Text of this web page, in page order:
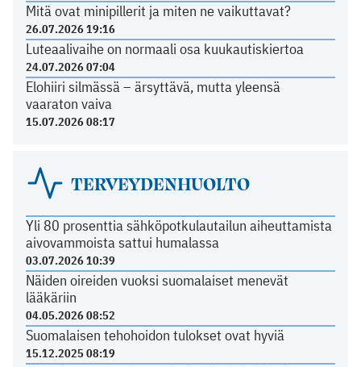
Mitä ovat minipillerit ja miten ne vaikuttavat?
26.07.2026 19:16
Luteaalivaihe on normaali osa kuukautiskiertoa
24.07.2026 07:04
Elohiiri silmässä – ärsyttävä, mutta yleensä
vaaraton vaiva
15.07.2026 08:17
TERVEYDENHUOLTO
Yli 80 prosenttia sähköpotkulautailun aiheuttamista
aivovammoista sattui humalassa
03.07.2026 10:39
Näiden oireiden vuoksi suomalaiset menevät
lääkäriin
04.05.2026 08:52
Suomalaisen tehohoidon tulokset ovat hyviä
15.12.2025 08:19